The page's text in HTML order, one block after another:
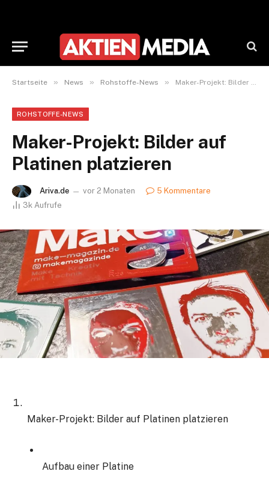
Startseite » News » Rohstoffe-News » Maker-Projekt: Bilder auf Platinen platzieren
ROHSTOFFE-NEWS
Maker-Projekt: Bilder auf
Platinen platzieren
Ariva.de vor 2 Monaten
5 Kommentare
3k Aufrufe
Maker-Projekt: Bilder auf Platinen platzieren
Aufbau einer Platine